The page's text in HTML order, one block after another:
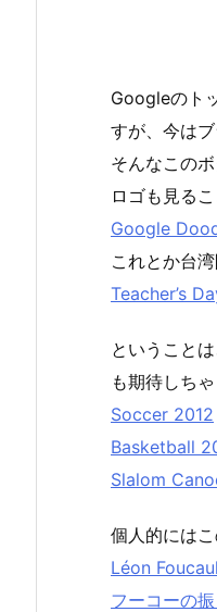
Googleのト
すが、今は
そんなこの
ロゴも見る
Google
これとか台
Teacher’s
ということ
も期待しちゃ
Soccer 2012
Basketball
Slalom
個人的には
Léon
フーコーの